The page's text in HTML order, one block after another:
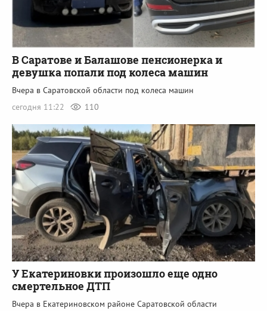
В Саратове и Балашове пенсионерка и
девушка попали под колеса машин
Вчера в Саратовской области под колеса машин
сегодня 11:22
110
У Екатериновки произошло еще одно
смертельное ДТП
Вчера в Екатериновском районе Саратовской области